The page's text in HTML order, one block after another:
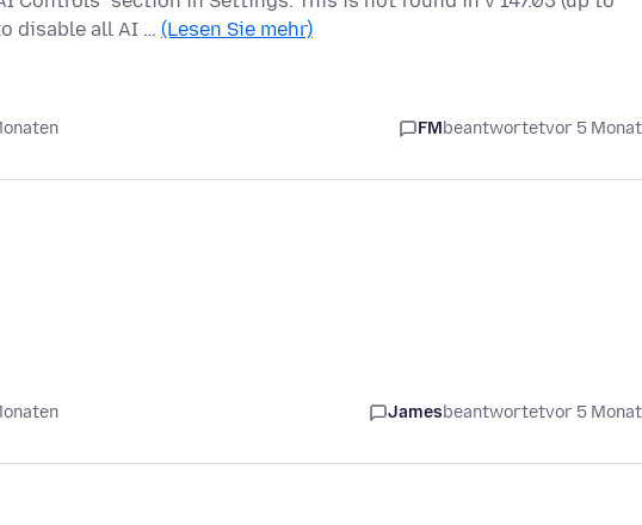
disable all AI … (Lesen Sie mehr)
FMbeantwortetvor 5
Jamesbeantwortetvor 5